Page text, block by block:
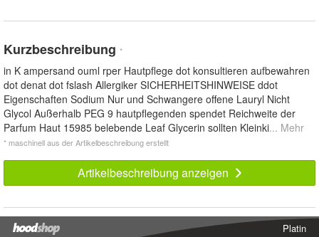
Kurzbeschreibung *
in K ampersand ouml rper Hautpflege dot konsultieren aufbewahren
dot denat dot fslash Allergiker SICHERHEITSHINWEISE ddot
Eigenschaften Sodium Nur und Schwangere offene Lauryl Nicht
Glycol Außerhalb PEG 9 hautpflegenden spendet Reichweite der
Parfum Haut 15985 belebende Leaf Glycerin sollten Kleinki... Mehr
* maschinell aus der Artikelbeschreibung erstellt
Artikelbeschreibung anzeigen
Platin